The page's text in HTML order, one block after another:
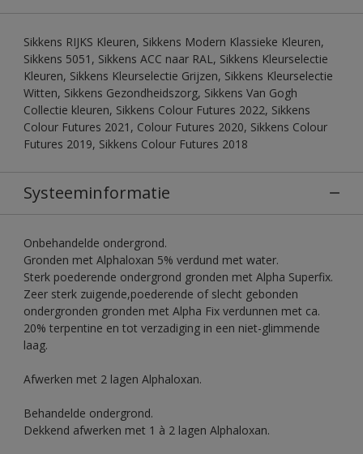
Sikkens RIJKS Kleuren, Sikkens Modern Klassieke Kleuren,
Sikkens 5051, Sikkens ACC naar RAL, Sikkens Kleurselectie
Kleuren, Sikkens Kleurselectie Grijzen, Sikkens Kleurselectie
Witten, Sikkens Gezondheidszorg, Sikkens Van Gogh
Collectie kleuren, Sikkens Colour Futures 2022, Sikkens
Colour Futures 2021, Colour Futures 2020, Sikkens Colour
Futures 2019, Sikkens Colour Futures 2018
Systeeminformatie
Onbehandelde ondergrond.
Gronden met Alphaloxan 5% verdund met water.
Sterk poederende ondergrond gronden met Alpha Superfix.
Zeer sterk zuigende,poederende of slecht gebonden
ondergronden gronden met Alpha Fix verdunnen met ca.
20% terpentine en tot verzadiging in een niet-glimmende
laag.
Afwerken met 2 lagen Alphaloxan.
Behandelde ondergrond.
Dekkend afwerken met 1 à 2 lagen Alphaloxan.